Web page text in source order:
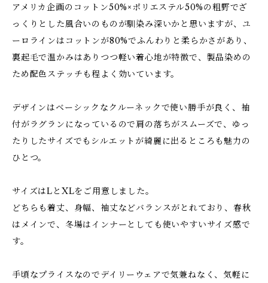
アメリカ企画のコットン50%×ポリエステル50%の粗野でざ
っくりとした風合いのものが馴染み深いかと思いますが、ユ
ーロラインはコットンが80%でふんわりと柔らかさがあり、
裏起毛で温かみはありつつ軽い着心地が特徴で、製品染めの
ため配色ステッチも程よく効いています。
デザインはベーシックなクルーネックで使い勝手が良く、袖
付がラグランになっているので肩の落ちがスムーズで、ゆっ
たりしたサイズでもシルエットが綺麗に出るところも魅力の
ひとつ。
サイズはLとXLをご用意しました。
どちらも着丈、身幅、袖丈などバランスがとれており、春秋
はメインで、冬場はインナーとしても使いやすいサイズ感で
す。
手頃なプライスなのでデイリーウェアで気兼ねなく、気軽に